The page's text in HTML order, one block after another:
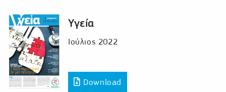
Υγεία
Ιούλιος 2022
Download